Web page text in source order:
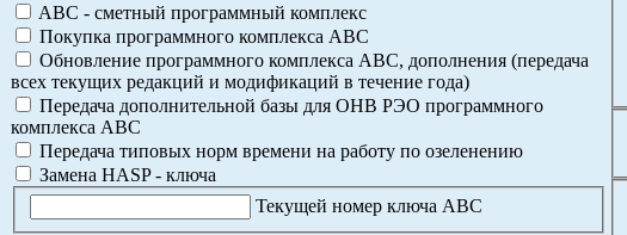
ABC - сметный программный комплекс
Покупка программного комплекса АВС
Обновление программного комплекса АВС, дополнения (передача
всех текущих редакций и модификаций в течение года)
Передача дополнительной базы для ОНВ РЭО программного
комплекса АВС
Передача типовых норм времени на работу по озеленению
Замена HASP - ключа
Текущей номер ключа АВС